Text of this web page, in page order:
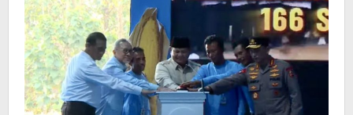
Tuban